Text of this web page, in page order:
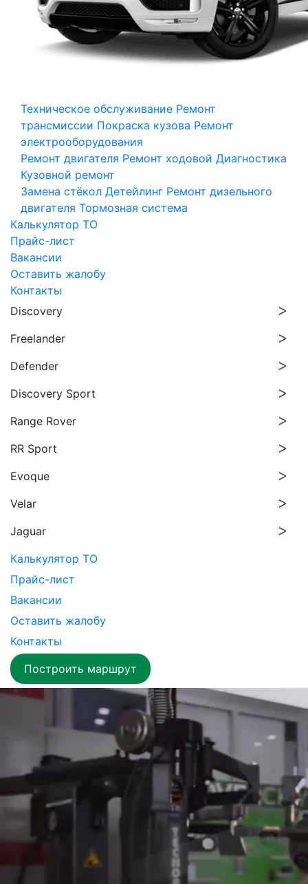
Техническое обслуживание Ремонт
трансмиссии Покраска кузова Ремонт
электрооборудования
Ремонт двигателя Ремонт ходовой Диагностика
Кузовной ремонт
Замена стёкол Детейлинг Ремонт дизельного
двигателя Тормозная система
Калькулятор ТО
Прайс-лист
Вакансии
Оставить жалобу
Контакты
Discovery
Freelander
Defender
Discovery Sport
Range Rover
RR Sport
Evoque
Velar
Jaguar
Калькулятор ТО
Прайс-лист
Вакансии
Оставить жалобу
Контакты
Построить маршрут